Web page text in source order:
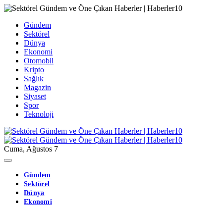
Gündem
Sektörel
Dünya
Ekonomi
Otomobil
Kripto
Sağlık
Magazin
Siyaset
Spor
Teknoloji
Cuma, Ağustos 7
Gündem
Sektörel
Dünya
Ekonomi